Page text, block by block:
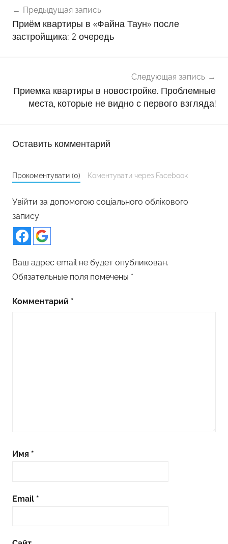
по
записям
Предыдущая запись
Приём квартиры в «Файна Таун» после
застройщика: 2 очередь
Следующая запись
Приемка квартиры в новостройке. Проблемные
места, которые не видно с первого взгляда!
Оставить комментарий
Прокоментувати (0) Коментувати через Facebook
Увійти за допомогою соціального облікового
запису
Ваш адрес email не будет опубликован.
Обязательные поля помечены *
Комментарий *
Имя *
Email *